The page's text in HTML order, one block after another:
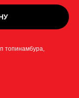
топинамбура,